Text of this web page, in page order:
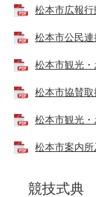
松本市広報
松本市公民
松本市観光
松本市協賛
松本市観光
松本市案内
競技式典